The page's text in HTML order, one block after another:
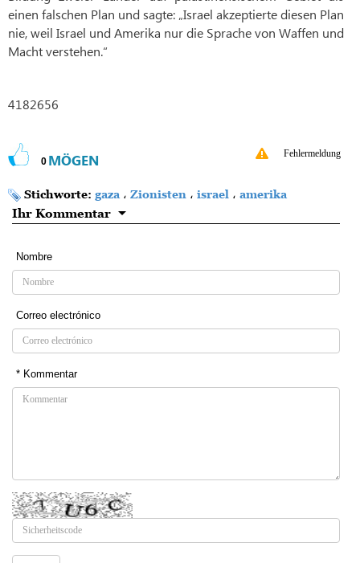
einen falschen Plan und sagte: „Israel akzeptierte diesen Plan
nie, weil Israel und Amerika nur die Sprache von Waffen und
Macht verstehen.“
4182656
0 MÖGEN Fehlermeldung
Stichworte: gaza ، Zionisten ، israel ، amerika
Ihr Kommentar
Nombre
Correo electrónico
* Kommentar